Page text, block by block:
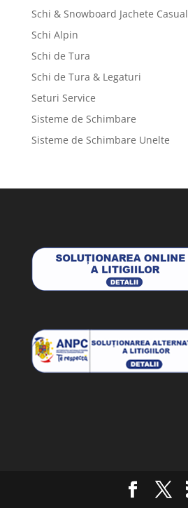
Schi & Snowboard Jachete Casual
Schi Alpin
Schi de Tura
Schi de Tura & Legaturi
Seturi Service
Sisteme de Schimbare
Sisteme de Schimbare Unelte